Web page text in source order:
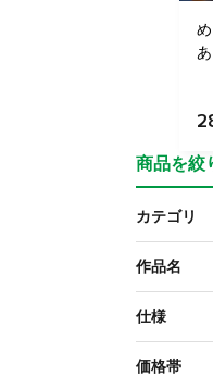
商品を絞
カテゴリ
スケ
作品名
仕様
塗装
価格帯